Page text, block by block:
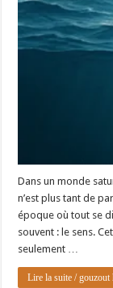
Dans un monde
n’est plus tant de
époque où tout se
souvent : le sens.
seulement …
Lire la suite / gouzout